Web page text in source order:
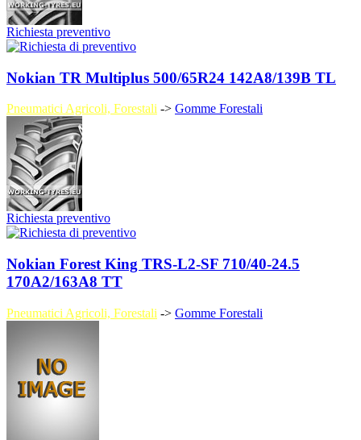
Richiesta preventivo
Nokian TR Multiplus 500/65R24 142A8/139B TL
Pneumatici Agricoli, Forestali -> Gomme Forestali
Richiesta preventivo
Nokian Forest King TRS-L2-SF 710/40-24.5
170A2/163A8 TT
Pneumatici Agricoli, Forestali -> Gomme Forestali